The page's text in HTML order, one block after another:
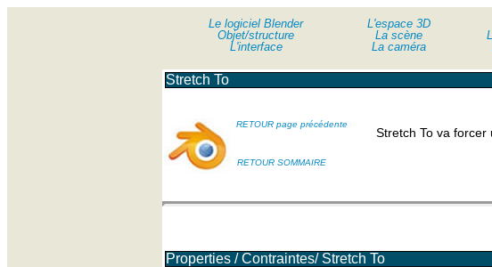
Le logiciel Blender
Objet/structure
L'interface
Le logiciel Blender
Objet/structure
L'interface
L'espace 3D
La scène
La caméra
Properties / Contraintes/ Stretch To
Stretch To
Stretch To va forcer
RETOUR page précédente
RETOUR SOMMAIRE